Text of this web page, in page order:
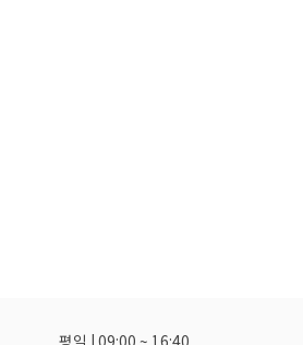
평일 | 09:00 ~ 16:40